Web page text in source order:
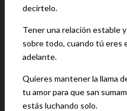
decírtelo.
Tener una relación estable
sobre todo, cuando tú eres
adelante.
Quieres mantener la llama
tu amor para que san
estás luchando solo.